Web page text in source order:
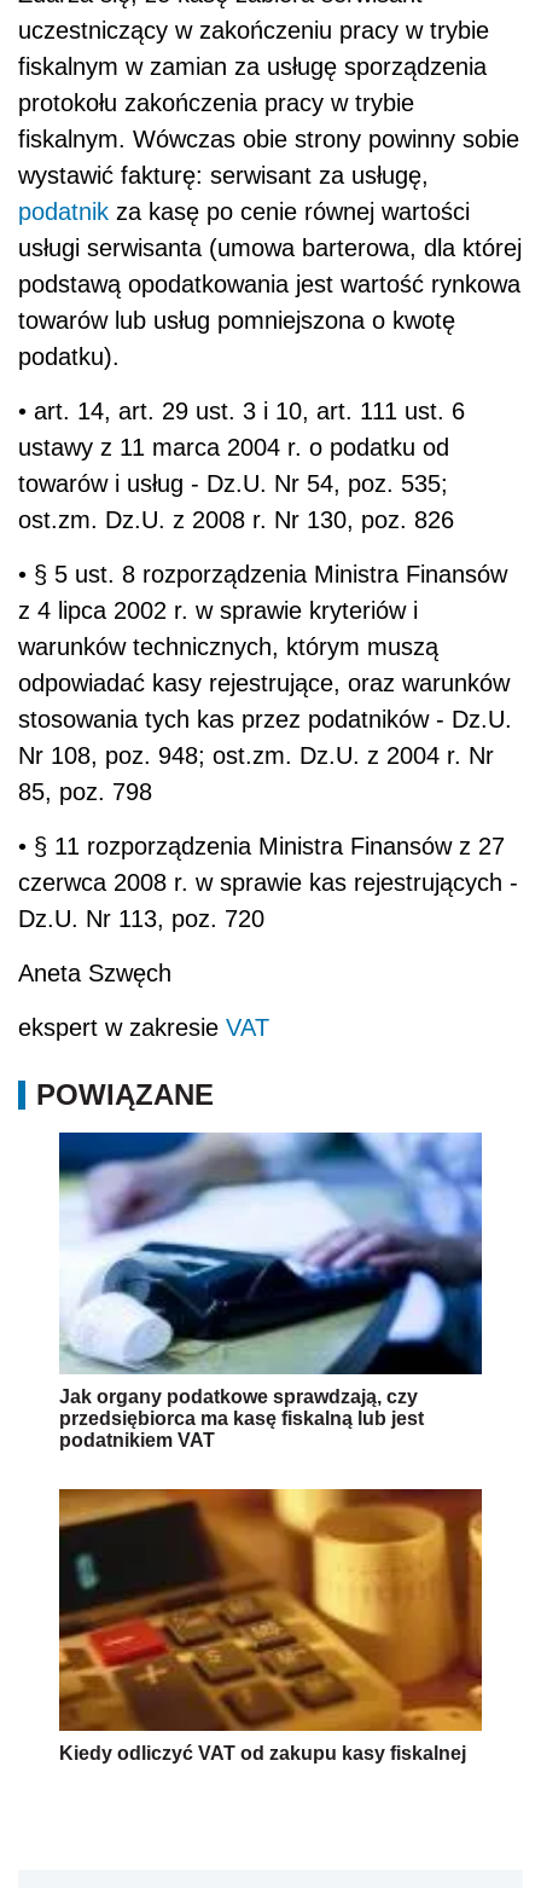
uczestniczący w zakończeniu pracy w trybie
fiskalnym w zamian za usługę sporządzenia
protokołu zakończenia pracy w trybie
fiskalnym. Wówczas obie strony powinny sobie
wystawić fakturę: serwisant za usługę,
podatnik za kasę po cenie równej wartości
usługi serwisanta (umowa barterowa, dla której
podstawą opodatkowania jest wartość rynkowa
towarów lub usług pomniejszona o kwotę
podatku).
• art. 14, art. 29 ust. 3 i 10, art. 111 ust. 6
ustawy z 11 marca 2004 r. o podatku od
towarów i usług - Dz.U. Nr 54, poz. 535;
ost.zm. Dz.U. z 2008 r. Nr 130, poz. 826
• § 5 ust. 8 rozporządzenia Ministra Finansów
z 4 lipca 2002 r. w sprawie kryteriów i
warunków technicznych, którym muszą
odpowiadać kasy rejestrujące, oraz warunków
stosowania tych kas przez podatników - Dz.U.
Nr 108, poz. 948; ost.zm. Dz.U. z 2004 r. Nr
85, poz. 798
• § 11 rozporządzenia Ministra Finansów z 27
czerwca 2008 r. w sprawie kas rejestrujących -
Dz.U. Nr 113, poz. 720
Aneta Szwęch
ekspert w zakresie VAT
POWIĄZANE
Jak organy podatkowe sprawdzają, czy
przedsiębiorca ma kasę fiskalną lub jest
podatnikiem VAT
Kiedy odliczyć VAT od zakupu kasy fiskalnej